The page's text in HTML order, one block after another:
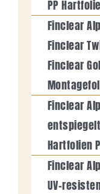
PP
Finclear
Finclear
Finclear
Finclear
Hartfolien
Finclear
UV-